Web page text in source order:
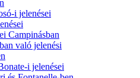
i jelenései
Campinásban
való jelenési
i jelenései